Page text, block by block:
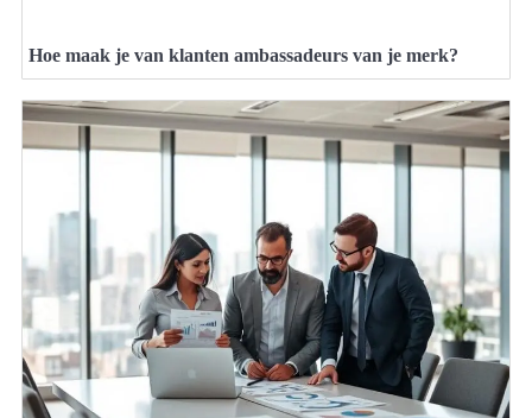
Hoe maak je van klanten ambassadeurs van je merk?